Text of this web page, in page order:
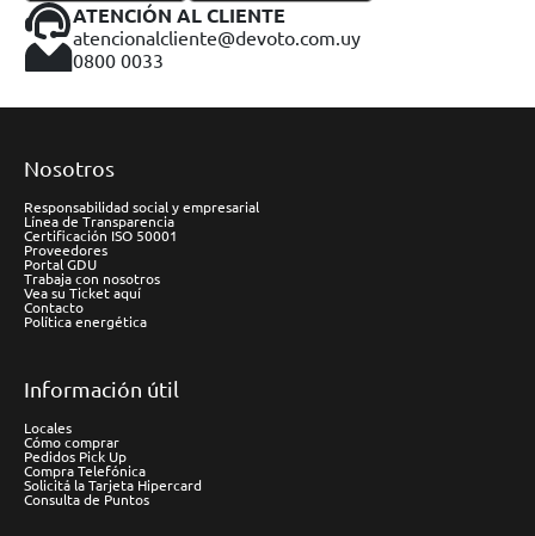
ATENCIÓN AL CLIENTE
atencionalcliente@devoto.com.uy
0800 0033
Nosotros
Responsabilidad social y empresarial
Línea de Transparencia
Certificación ISO 50001
Proveedores
Portal GDU
Trabaja con nosotros
Vea su Ticket aquí
Contacto
Política energética
Información útil
Locales
Cómo comprar
Pedidos Pick Up
Compra Telefónica
Solicitá la Tarjeta Hipercard
Consulta de Puntos